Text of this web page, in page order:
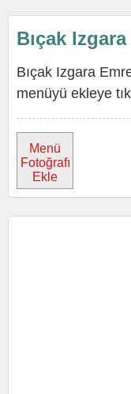
Bıçak
Bıçak Izgara
menüyü ekleye
Menü
Fotoğrafı
Ekle